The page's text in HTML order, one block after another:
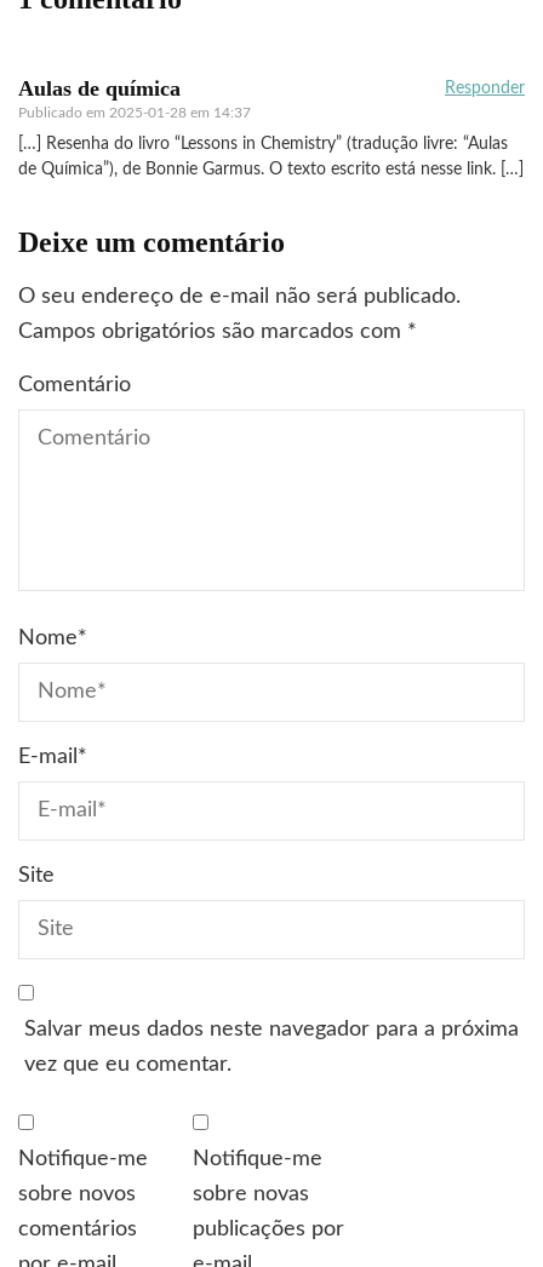
Aulas de química
Publicado em 2025-01-28 em 14:37
Responder
[…] Resenha do livro “Lessons in Chemistry” (tradução livre: “Aulas
de Química”), de Bonnie Garmus. O texto escrito está nesse link. […]
Deixe um comentário
O seu endereço de e-mail não será publicado.
Campos obrigatórios são marcados com *
Comentário
Nome*
E-mail *
Site
Salvar meus dados neste navegador para a próxima
vez que eu comentar.
Notifique-me
sobre novos
comentários
Notifique-me
sobre novas
publicações por